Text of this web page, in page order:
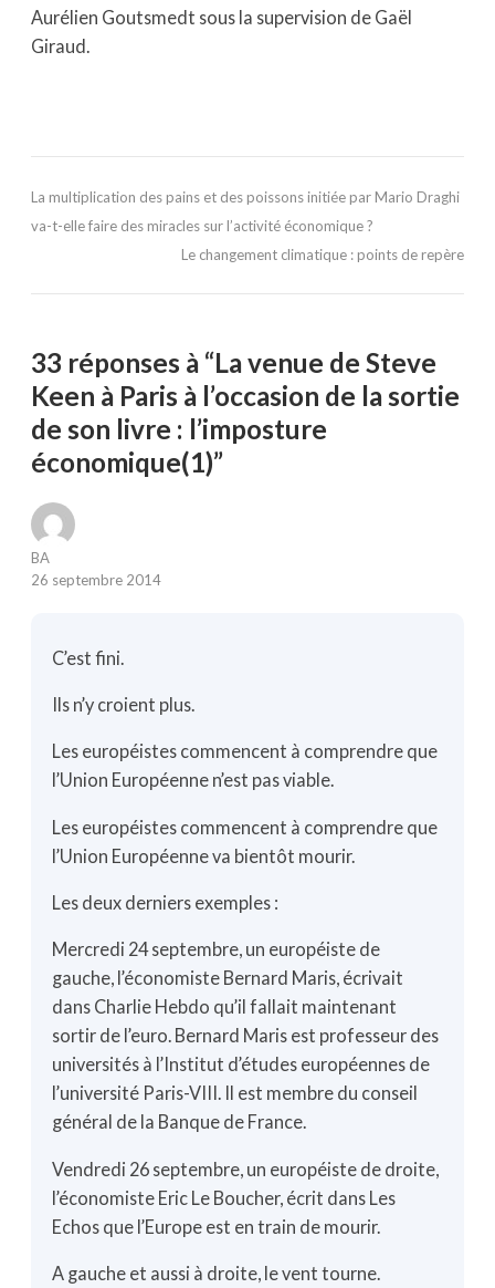
Aurélien Goutsmedt sous la supervision de Gaël
Giraud.
La multiplication des pains et des poissons initiée par Mario Draghi
va-t-elle faire des miracles sur l’activité économique ?
Le changement climatique : points de repère
33 réponses à “La venue de Steve
Keen à Paris à l’occasion de la sortie
de son livre : l’imposture
économique(1)”
BA
26 septembre 2014
C’est fini.
Ils n’y croient plus.
Les européistes commencent à comprendre que
l’Union Européenne n’est pas viable.
Les européistes commencent à comprendre que
l’Union Européenne va bientôt mourir.
Les deux derniers exemples :
Mercredi 24 septembre, un européiste de
gauche, l’économiste Bernard Maris, écrivait
dans Charlie Hebdo qu’il fallait maintenant
sortir de l’euro. Bernard Maris est professeur des
universités à l’Institut d’études européennes de
l’université Paris-VIII. Il est membre du conseil
général de la Banque de France.
Vendredi 26 septembre, un européiste de droite,
l’économiste Eric Le Boucher, écrit dans Les
Echos que l’Europe est en train de mourir.
A gauche et aussi à droite, le vent tourne.